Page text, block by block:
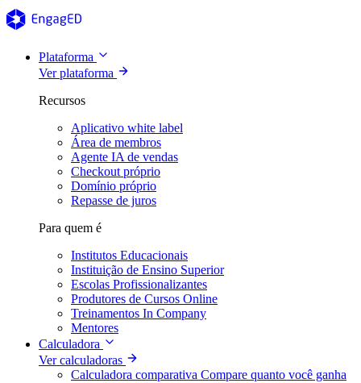
Plataforma
Ver plataforma
Recursos
Aplicativo white label
Área de membros
Agente IA de vendas
Checkout próprio
Domínio próprio
Repasse de juros
Para quem é
Institutos Educacionais
Instituição de Ensino Superior
Escolas Profissionalizantes
Produtores de Cursos Online
Treinamentos In Company
Mentores
Calculadora
Ver calculadoras
Calculadora comparativa Compare quanto você ganha